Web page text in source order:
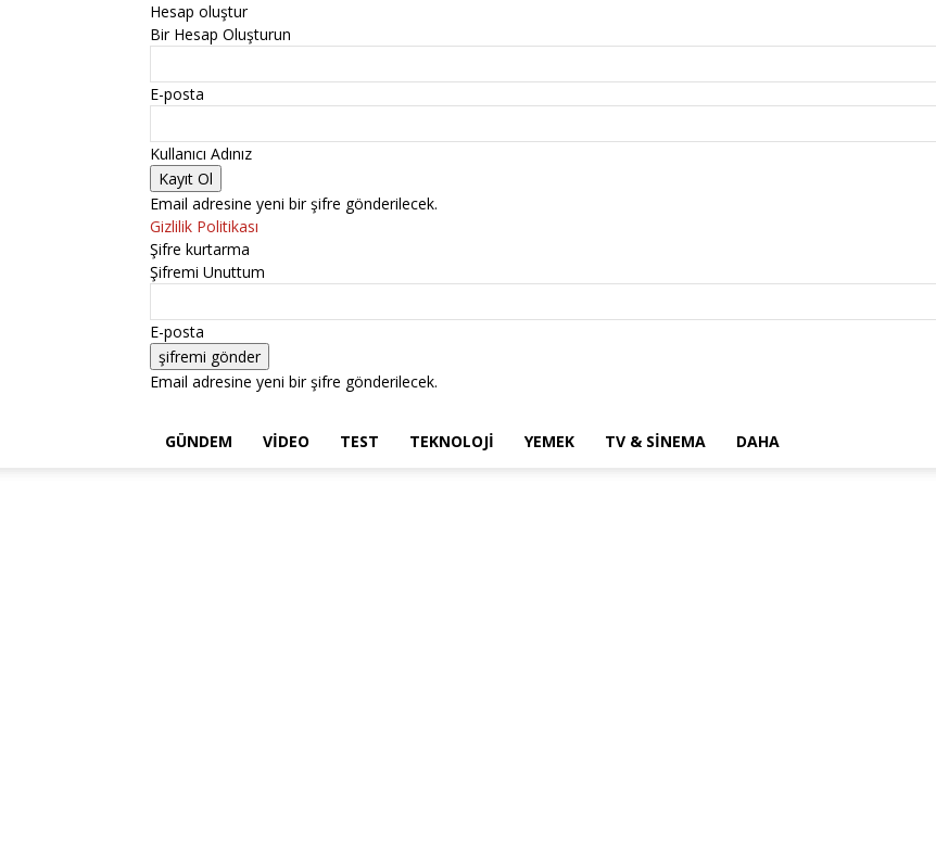
Hesap oluştur
Bir Hesap Oluşturun
E-posta
Kullanıcı Adınız
Email adresine yeni bir şifre gönderilecek.
Gizlilik Politikası
Şifre kurtarma
Şifremi Unuttum
E-posta
Email adresine yeni bir şifre gönderilecek.
GÜNDEM VIDEO TEST TEKNOLOJI YEMEK TV & SINEMA DAHA